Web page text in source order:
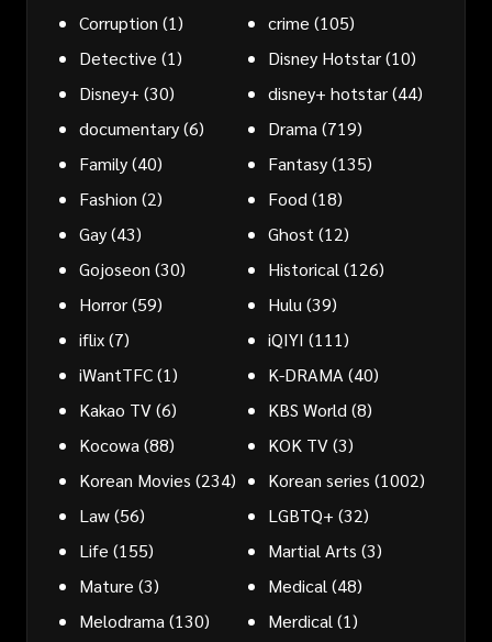
Corruption (1) crime (105)
Detective (1) Disney Hotstar(10)
Disney+ (30) disney+ hotstar(44)
documentary(6) Drama (719)
Family(40) Fantasy(135)
Fashion (2) Food (18)
Gay(43) Ghost (12)
Gojoseon (30) Historical (126)
Horror(59) Hulu (39)
iflix(7) iQIYI (111)
iWantTFC(1) K-DRAMA (40)
Kakao TV(6) KBS World (8)
Kocowa (88) KOK TV(3)
Korean Movies (234) Korean series (1002)
Law(56) LGBTQ+ (32)
Life (155) Martial Arts (3)
Mature (3) Medical (48)
Melodrama (130) Merdical (1)